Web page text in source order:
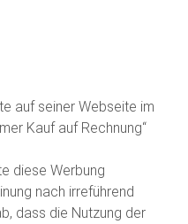
auf seiner Webseite im
Kauf auf Rechnung“
diese Werbung
nach irreführend
dass die Nutzung der